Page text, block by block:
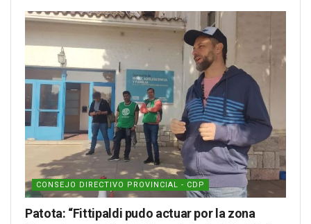
CONSEJO DIRECTIVO PROVINCIAL - CDP
Patota: “Fittipaldi pudo actuar por la zona